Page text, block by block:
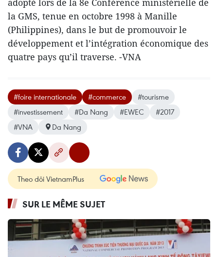
la GMS, tenue en octobre 1998 à Manille
(Philippines), dans le but de promouvoir le
développement et l’intégration économique des
quatre pays qu’il traverse. -VNA
#foire internationale #commerce
#tourisme
#investissement
#Da Nang #EWEC
#2017
#VNA
Da Nang
Theo dõi VietnamPlus
SUR LE MÊME SUJET